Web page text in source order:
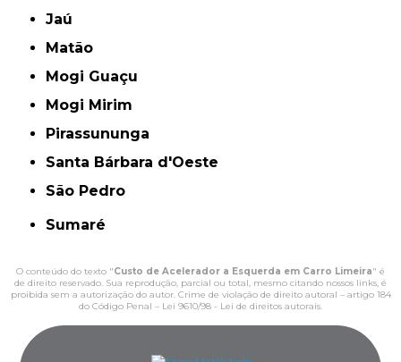
Jaú
Matão
Mogi Guaçu
Mogi Mirim
Pirassununga
Santa Bárbara d'Oeste
São Pedro
Sumaré
O conteúdo do texto "Custo de Acelerador a Esquerda em Carro Limeira" é
de direito reservado. Sua reprodução, parcial ou total, mesmo citando nossos links, é
proibida sem a autorização do autor. Crime de violação de direito autoral – artigo 184
do Código Penal – Lei 9610/98 - Lei de direitos autorais.